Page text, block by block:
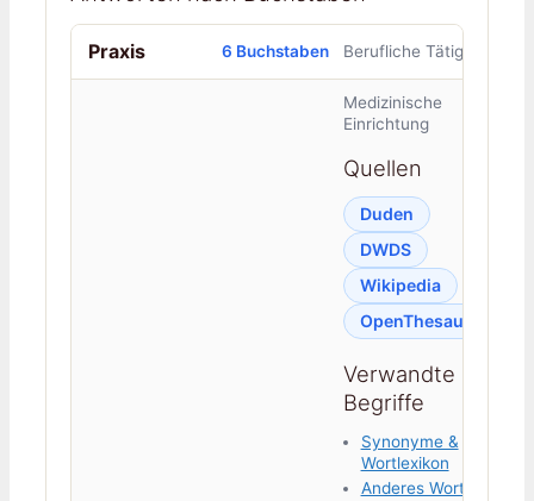
Praxis 6 Buchstaben Berufliche Tätigkeit
Medizinische
Einrichtung
Quellen
Duden
DWDS
Wikipedia
OpenThesaurus
Verwandte
Begriffe
Synonyme &
Wortlexikon
Anderes Wort für